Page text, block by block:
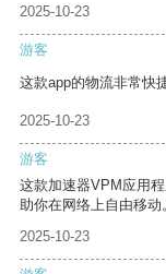
2025-10-23
游客
这款app的物流非常快
2025-10-23
游客
这款加速器VPM应用
助你在网络上自由移动
2025-10-23